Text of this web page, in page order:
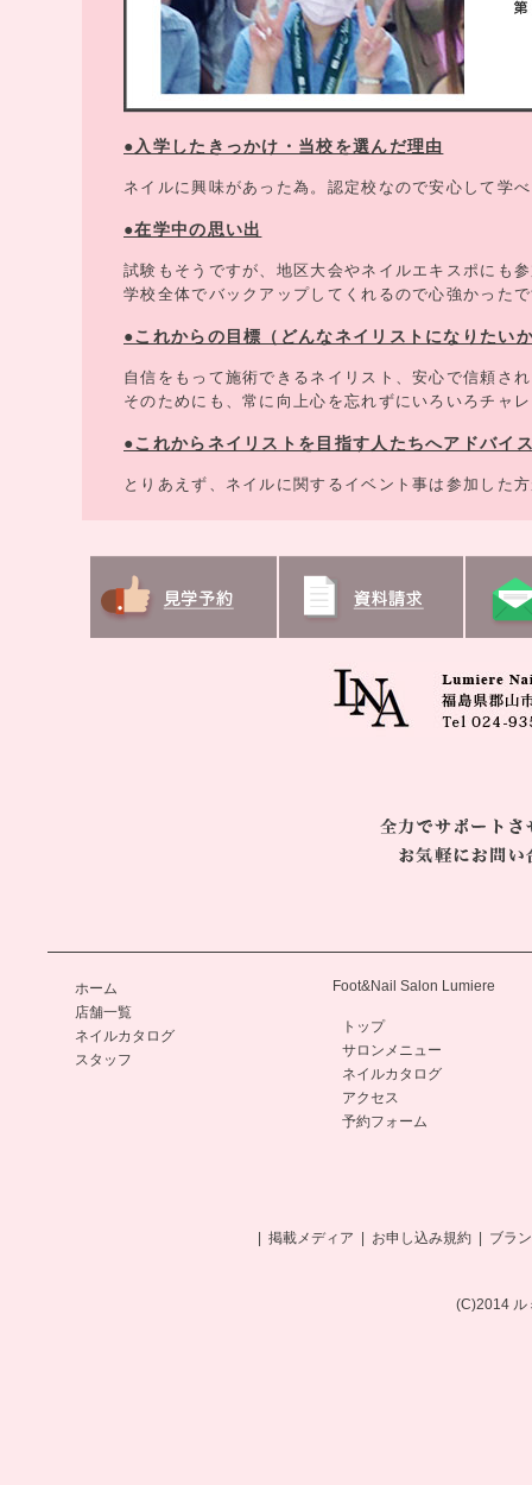
●入学したきっかけ・当校を選んだ理由
ネイルに興味があった為。認定校なので安心して学
●在学中の思い出
試験もそうですが、地区大会やネイルエキスポにも
学校全体でバックアップしてくれるので心強かった
●これからの目標（どんなネイリストになりたい
自信をもって施術できるネイリスト、安心で信頼さ
そのためにも、常に向上心を忘れずにいろいろチャ
●これからネイリストを目指す人たちへアドバイ
とりあえず、ネイルに関するイベント事は参加した
ホーム
店舗一覧
ネイルカタログ
スタッフ
Foot&Nail Salon Lumiere
トップ
サロンメニュー
ネイルカタログ
アクセス
予約フォーム
掲載メディア お申し込み規約 ブラ
(C)2014 ル